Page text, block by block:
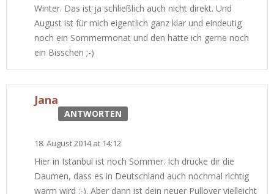
Winter. Das ist ja schließlich auch nicht direkt. Und
August ist für mich eigentlich ganz klar und eindeutig
noch ein Sommermonat und den hätte ich gerne noch
ein Bisschen ;-)
Jana
ANTWORTEN
18. August 2014 at 14:12
Hier in Istanbul ist noch Sommer. Ich drücke dir die
Daumen, dass es in Deutschland auch nochmal richtig
warm wird :-). Aber dann ist dein neuer Pullover vielleicht